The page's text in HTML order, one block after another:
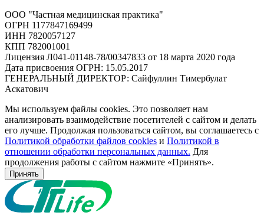
ООО "Частная медицинская практика"
ОГРН 1177847169499
ИНН 7820057127
КПП 782001001
Лицензия Л041-01148-78/00347833 от 18 марта 2020 года
Дата присвоения ОГРН: 15.05.2017
ГЕНЕРАЛЬНЫЙ ДИРЕКТОР: Сайфуллин Тимербулат
Аскатович
Мы используем файлы cookies. Это позволяет нам
анализировать взаимодействие посетителей с сайтом и делать
его лучше. Продолжая пользоваться сайтом, вы соглашаетесь с
Политикой обработки файлов cookies и Политикой в
отношении обработки персональных данных. Для
продолжения работы с сайтом нажмите «Принять».
Принять